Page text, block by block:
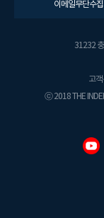
이메일무단수
31232
고
ⓒ 2018 THE